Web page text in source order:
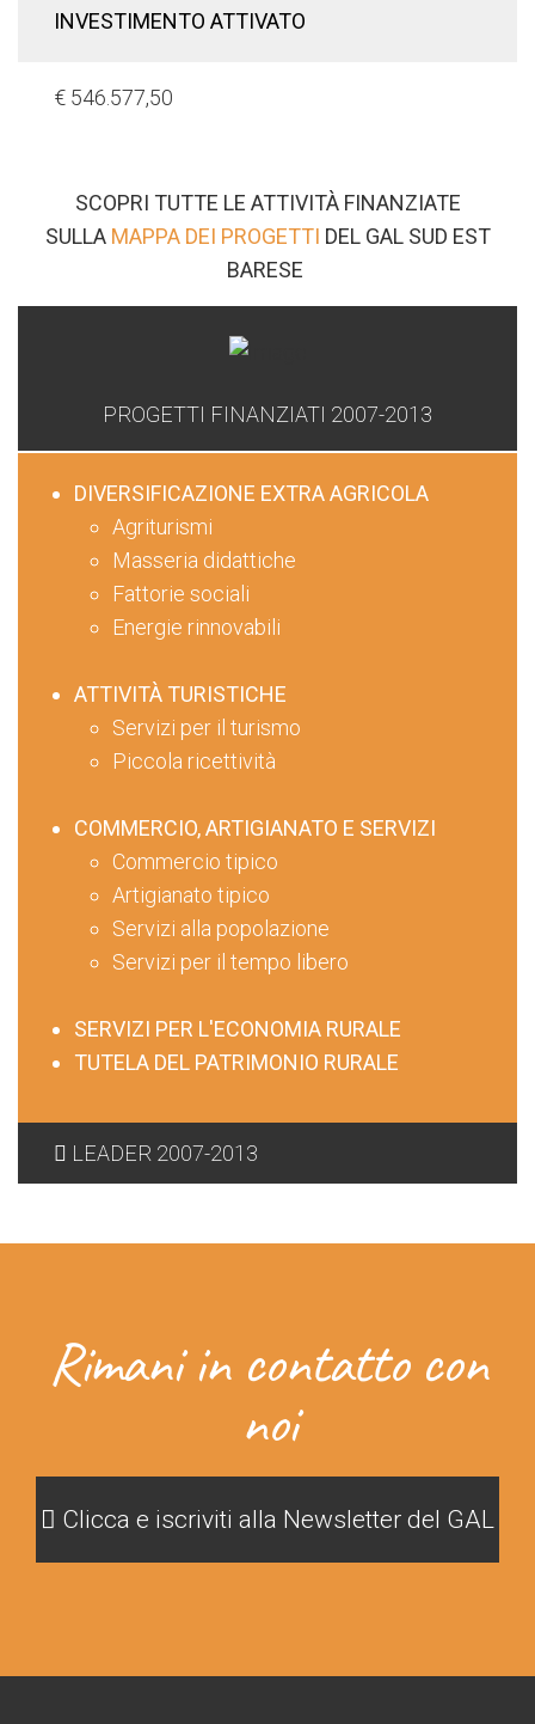
INVESTIMENTO ATTIVATO
€ 546.577,50
SCOPRI TUTTE LE ATTIVITÀ FINANZIATE
SULLA MAPPA DEI PROGETTI DEL GAL SUD EST
BARESE
PROGETTI FINANZIATI 2007-2013
DIVERSIFICAZIONE EXTRA AGRICOLA
Agriturismi
Masseria didattiche
Fattorie sociali
Energie rinnovabili
ATTIVITÀ TURISTICHE
Servizi per il turismo
Piccola ricettività
COMMERCIO, ARTIGIANATO E SERVIZI
Commercio tipico
Artigianato tipico
Servizi alla popolazione
Servizi per il tempo libero
SERVIZI PER L'ECONOMIA RURALE
TUTELA DEL PATRIMONIO RURALE
LEADER 2007-2013
Rimani in contatto con
noi
Clicca e iscriviti alla Newsletter del GAL